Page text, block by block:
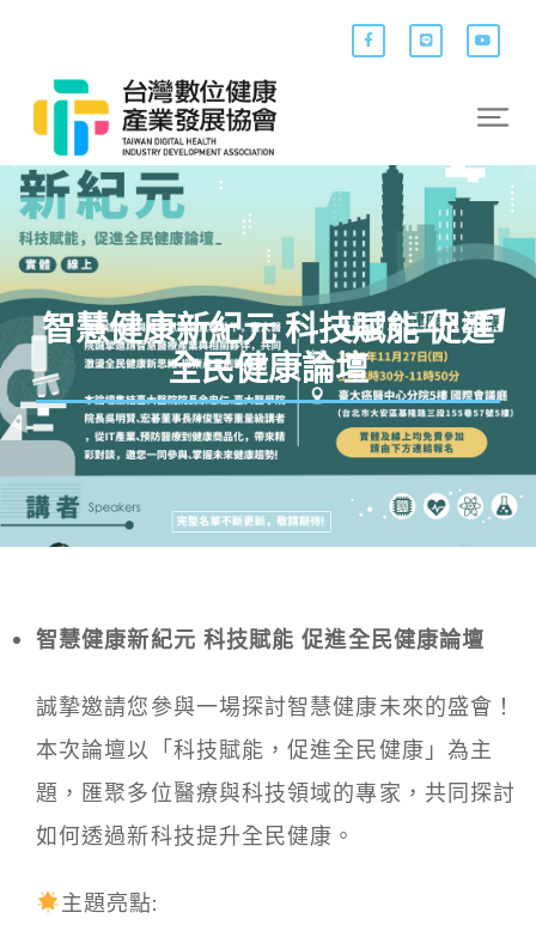
智慧健康新紀元 科技賦能 促進
全民健康論壇
智慧健康新紀元 科技賦能 促進全民健康論壇
誠摯邀請您參與一場探討智慧健康未來的盛會！
本次論壇以「科技賦能，促進全民健康」為主
題，匯聚多位醫療與科技領域的專家，共同探討
如何透過新科技提升全民健康。
主題亮點: